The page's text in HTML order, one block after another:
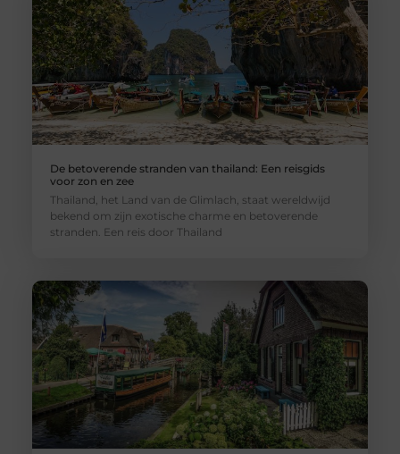
De betoverende stranden van thailand: Een reisgids
voor zon en zee
Thailand, het Land van de Glimlach, staat wereldwijd
bekend om zijn exotische charme en betoverende
stranden. Een reis door Thailand